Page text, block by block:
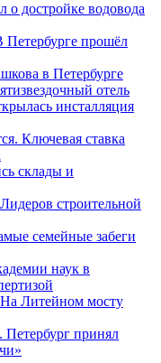
о достройке водовода
Петербурге прошёл
в Петербурге
отель
инсталляция
Ключевая ставка
склады и
строительной
семейные забеги
наук в
Литейном мосту
Петербург принял